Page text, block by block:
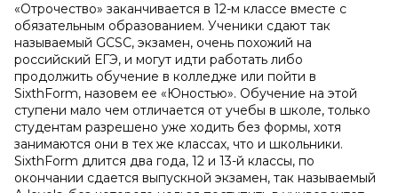
«Отрочество» заканчивается в 12-м классе вместе с
обязательным образованием. Ученики сдают так
называемый GCSC, экзамен, очень похожий на
российский ЕГЭ, и могут идти работать либо
продолжить обучение в колледже или пойти в
SixthForm, назовем ее «Юностью». Обучение на этой
ступени мало чем отличается от учебы в школе, только
студентам разрешено уже ходить без формы, хотя
занимаются они в тех же классах, что и школьники.
SixthForm длится два года, 12 и 13-й классы, по
окончании сдается выпускной экзамен, так называемый